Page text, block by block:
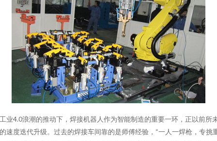
业4.0浪潮的推动下，焊接机器人作为智能制造的重要一环，正以前所
速度迭代升级。过去的焊接车间靠的是师傅经验，“一人一焊枪，专挑